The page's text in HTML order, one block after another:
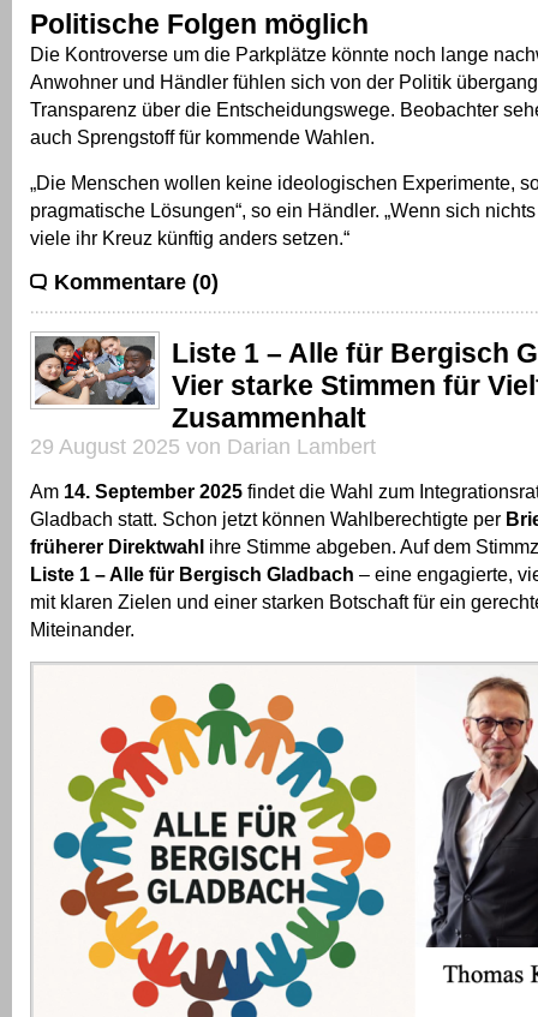
Politische Folgen möglich
Die Kontroverse um die Parkplätze könnte noch lange
Anwohner und Händler fühlen sich von der Politik
Transparenz über die Entscheidungswege. Beobachter
auch Sprengstoff für kommende Wahlen.
„Die Menschen wollen keine ideologischen Experimente,
pragmatische Lösungen“, so ein Händler. „Wenn sich
viele ihr Kreuz künftig anders setzen.“
Kommentare (0)
Liste 1 – Alle für Bergisch
Vier starke Stimmen für
Zusammenhalt
29 August 2025 von Darian Lambert
Am 14. September 2025 findet die Wahl zum
Gladbach statt. Schon jetzt können Wahlberechtigte per
früherer Direktwahl ihre Stimme abgeben. Auf dem
Liste 1 – Alle für Bergisch Gladbach – eine engagierte,
mit klaren Zielen und einer starken Botschaft für ein
Miteinander.